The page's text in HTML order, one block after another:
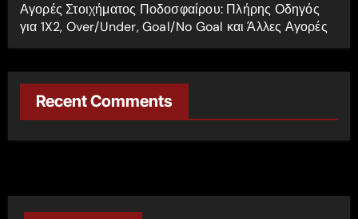
Αγορές Στοιχήματος Ποδοσφαίρου: Πλήρης Οδηγός
για 1X2, Over/Under, Goal/No Goal και Άλλες Αγορές
Recent Comments